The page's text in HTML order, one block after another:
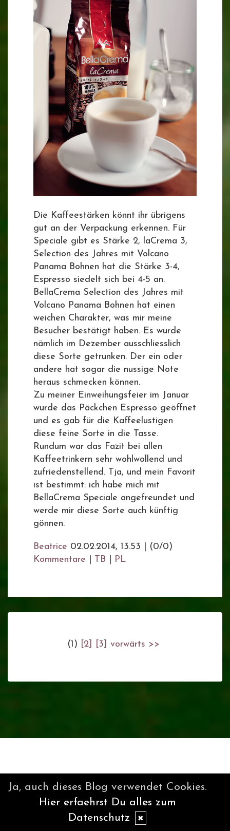
Die Kaffeestärken könnt ihr übrigens
gut an der Verpackung erkennen. Für
Speciale gibt es Stärke 2, laCrema 3,
Selection des Jahres mit Volcano
Panama Bohnen hat die Stärke 3-4,
Espresso siedelt sich bei 4-5 an.
BellaCrema Selection des Jahres mit
Volcano Panama Bohnen hat einen
weichen Charakter, was mir meine
Besucher bestätigt haben. Es wurde
nämlich im Dezember ausschliesslich
diese Sorte getrunken. Der ein oder
andere hat sogar die nussige Note
heraus schmecken können.
Zu meiner Einweihungsfeier im Januar
wurde das Päckchen Espresso geöffnet
und es gab für die Kaffeelustigen
diese feine Sorte in die Tasse.
Rundum war das Fazit bei allen
Kaffeetrinkern sehr wohlwollend und
zufriedenstellend. Tja, und mein Favorit
ist bestimmt: ich habe mich mit
BellaCrema Speciale angefreundet und
werde mir diese Sorte auch künftig
gönnen.
Beatrice 02.02.2014, 13.53
(0/0)
Kommentare
TB PL
(1) [2] [3] vorwärts >>
Ja, auch dieses Blog verwendet Cookies.
Hier erfaehrst Du alles zum
Datenschutz
✖